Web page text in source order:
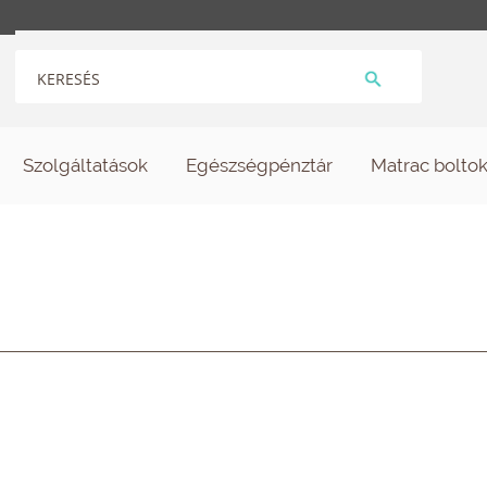
Szolgáltatások Egészségpénztár Matrac boltok